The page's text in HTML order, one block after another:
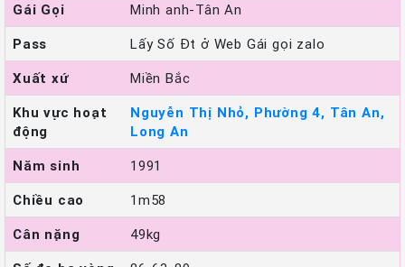
Gái Gọi
Minh anh-Tân An
Pass
Lấy Số Đt ở Web Gái gọi zalo
Xuất xứ
Miền Bắc
Khu vực hoạt
động
Nguyễn Thị Nhỏ, Phường 4, Tân An,
Long An
Năm sinh
1991
Chiều cao
1m58
Cân nặng
49kg